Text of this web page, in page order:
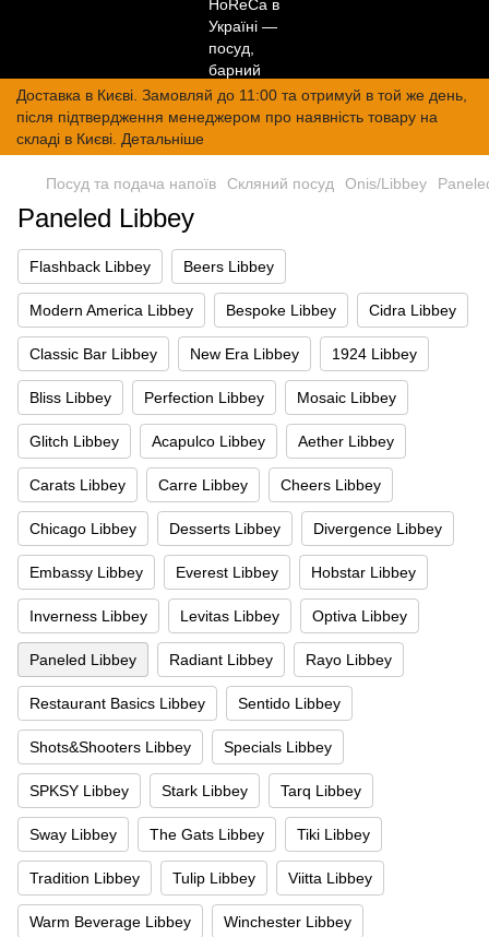
Доставка в Києві. Замовляй до 11:00 та отримуй в той же день,
після підтвердження менеджером про наявність товару на
складі в Києві. Детальніше
Посуд та подача напоїв Скляний посуд Onis/Libbey
Paneled Libbey
Flashback Libbey Beers Libbey
Modern America Libbey Bespoke Libbey Cidra Libbey
Classic Bar Libbey New Era Libbey 1924 Libbey
Bliss Libbey Perfection Libbey Mosaic Libbey
Glitch Libbey Acapulco Libbey Aether Libbey
Carats Libbey Carre Libbey Cheers Libbey
Chicago Libbey Desserts Libbey Divergence Libbey
Embassy Libbey Everest Libbey Hobstar Libbey
Inverness Libbey Levitas Libbey Optiva Libbey
Paneled Libbey Radiant Libbey Rayo Libbey
Restaurant Basics Libbey Sentido Libbey
Shots&Shooters Libbey Specials Libbey
SPKSY Libbey Stark Libbey Tarq Libbey
Sway Libbey The Gats Libbey Tiki Libbey
Tradition Libbey Tulip Libbey Viitta Libbey
Warm Beverage Libbey Winchester Libbey